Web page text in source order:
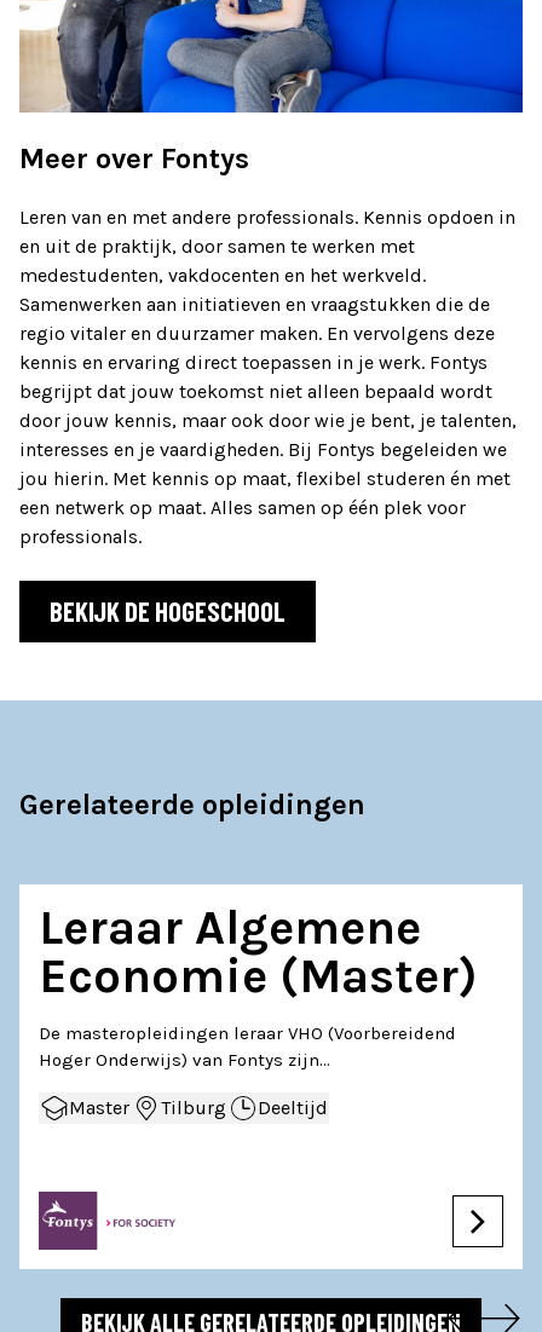
Meer over Fontys
Leren van en met andere professionals. Kennis opdoen in
en uit de praktijk, door samen te werken met
medestudenten, vakdocenten en het werkveld.
Samenwerken aan initiatieven en vraagstukken die de
regio vitaler en duurzamer maken. En vervolgens deze
kennis en ervaring direct toepassen in je werk. Fontys
begrijpt dat jouw toekomst niet alleen bepaald wordt
door jouw kennis, maar ook door wie je bent, je talenten,
interesses en je vaardigheden. Bij Fontys begeleiden we
jou hierin. Met kennis op maat, flexibel studeren én met
een netwerk op maat. Alles samen op één plek voor
professionals.
BEKIJK DE HOGESCHOOL
Gerelateerde opleidingen
Leraar Algemene
Economie (Master)
De masteropleidingen leraar VHO (Voorbereidend
Hoger Onderwijs) van Fontys zijn…
Master Tilburg Deeltijd
BEKIJK ALLE GERELATEERDE OPLEIDINGEN